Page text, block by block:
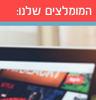
המומלצים שלנו: